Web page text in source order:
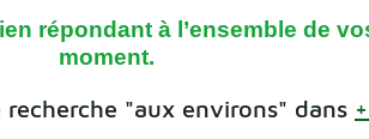
répondant à l’ensemble de
moment.
"aux environs" dans